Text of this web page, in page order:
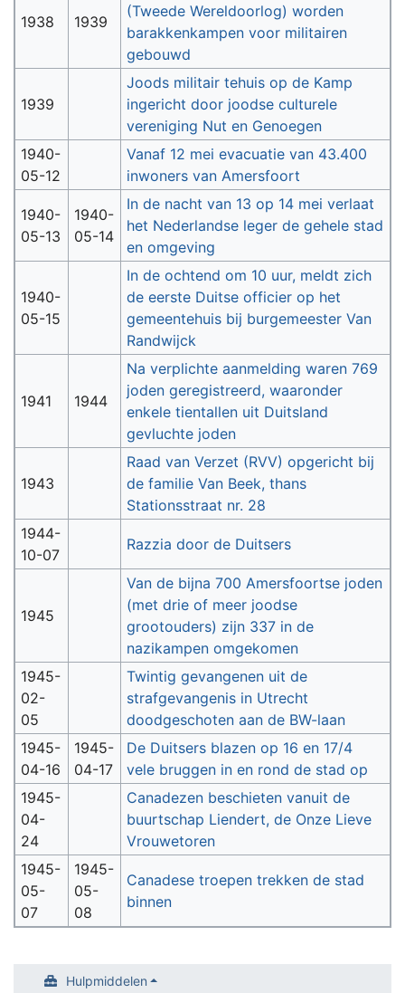
1938 1939
(Tweede Wereldoorlog) worden
barakkenkampen voor militairen
gebouwd
1939
Joods militair tehuis op de Kamp
ingericht door joodse culturele
vereniging Nut en Genoegen
1940-
05-12
Vanaf 12 mei evacuatie van 43.400
inwoners van Amersfoort
1940-
05-13
1940-
05-14
In de nacht van 13 op 14 mei verlaat
het Nederlandse leger de gehele stad
en omgeving
1940-
05-15
In de ochtend om 10 uur, meldt zich
de eerste Duitse officier op het
gemeentehuis bij burgemeester Van
Randwijck
1941 1944
Na verplichte aanmelding waren 769
joden geregistreerd, waaronder
enkele tientallen uit Duitsland
gevluchte joden
1943
Raad van Verzet (RVV) opgericht bij
de familie Van Beek, thans
Stationsstraat nr. 28
1944-
10-07
Razzia door de Duitsers
1945
Van de bijna 700 Amersfoortse joden
(met drie of meer joodse
grootouders) zijn 337 in de
nazikampen omgekomen
1945-
02-
05
Twintig gevangenen uit de
strafgevangenis in Utrecht
doodgeschoten aan de BW-laan
1945-
04-16
1945-
04-17
De Duitsers blazen op 16 en 17/4
vele bruggen in en rond de stad op
1945-
04-
24
Canadezen beschieten vanuit de
buurtschap Liendert, de Onze Lieve
Vrouwetoren
1945-
05-
07
1945-
05-
08
Canadese troepen trekken de stad
binnen
Hulpmiddelen